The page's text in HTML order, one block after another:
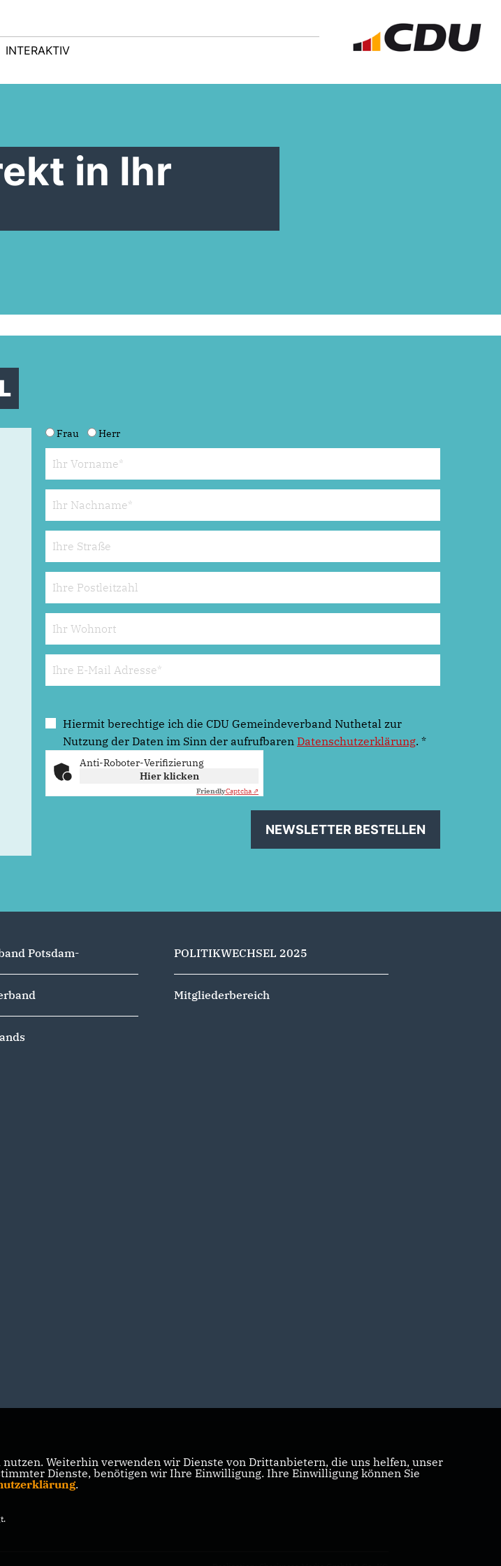
INTERAKTIV
in Ihr
Frau Herr
Hiermit berechtige ich die CDU Gemeindeverband Nuthetal zur
Nutzung der Daten im Sinn der aufrufbaren Datenschutzerklärung. *
Anti-Roboter-Verifizierung
Hier klicken
FriendlyCaptcha ⇗
NEWSLETTER BESTELLEN
Potsdam-
POLITIKWECHSEL 2025
Mitgliederbereich
Weiterhin verwenden wir Dienste von Drittanbietern, die uns helfen, unser
Dienste, benötigen wir Ihre Einwilligung. Ihre Einwilligung können Sie
.